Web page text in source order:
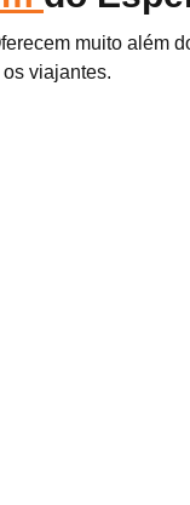
muito além
viajantes.